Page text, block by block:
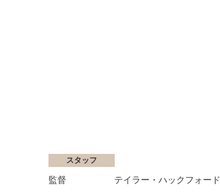
スタッフ
監督 テイラー・ハックフォード